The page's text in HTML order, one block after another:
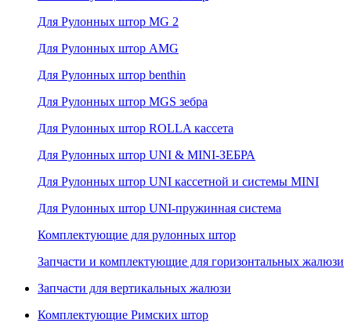
Для Рулонных штор MG 2
Для Рулонных штор AMG
Для Рулонных штор benthin
Для Рулонных штор MGS зебра
Для Рулонных штор ROLLA кассета
Для Рулонных штор UNI & MINI-ЗЕБРА
Для Рулонных штор UNI кассетной и системы MINI
Для Рулонных штор UNI-пружинная система
Комплектующие для рулонных штор
Запчасти и комплектующие для горизонтальных жалюзи
Запчасти для вертикальных жалюзи
Комплектующие Римских штор